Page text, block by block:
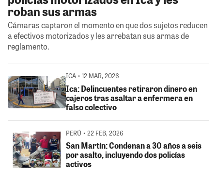
roban sus armas
Cámaras captaron el momento en que dos sujetos reducen
a efectivos motorizados y les arrebatan sus armas de
reglamento.
ICA • 12 MAR, 2026
Ica: Delincuentes retiraron dinero en
cajeros tras asaltar a enfermera en
falso colectivo
PERÚ • 22 FEB, 2026
San Martín: Condenan a 30 años a seis
por asalto, incluyendo dos policías
activos